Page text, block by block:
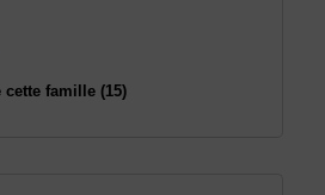
famille (15)